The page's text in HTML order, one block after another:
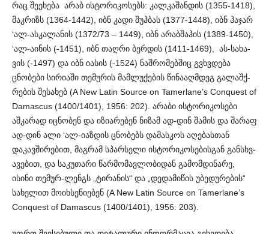
რაც შეეხება არაბ ისტორიკოსებს: კალკა­შანდის (1355-1418),
მაკრიზს (1364-1442), იბნ კადი შუჰბას (1377-1448), იბნ ჰაჯ­არ
‘ალ-ასკალანის (1372/73 – 1449), იბნ არაბშაჰის (1389-1450),
‘ალ-აინის (-1451), იბნ თაღრი ბერდის (1411-1469), ას-სახ­ა­
ვის (-1497) და იბნ იასის (-1524) ნაშრომ­ებ­შიც გვხვდება
ცნობები სირ­იაში თემ­უ­რის მამლუქების წინა­აღმ­დეგ გალაშქ­
რების შესახებ (A New Latin Source on Tamerlane’s Conquest of
Damascus (1400/1401), 1956: 202). არაბი ისტორი­კო­სები
აშკარად იცნობენ და იზიარებენ ნიზამ ად-დინ შამის და შარაფ
ად-დინ ალი ‘ალ-იაზდის ცნობებს დამასკოს აღებასთან
დაკავშირებით, მაგრამ სპარსელი ისტორ­იკოსებისგან განსხვ­
ავებით, და საკუთარი წარმომავლობიდან გამ­ომდინარე,
ისინი თემურ-ლენგს „ტირანის“ და „დედამიწის უბედურების“
სახ­ე­­ლით მოიხსენიებენ (A New Latin Source on Tamerlane’s
Con­quest of Damascus (1400/1401), 1956: 203).